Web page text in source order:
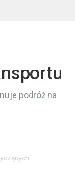
podróż na